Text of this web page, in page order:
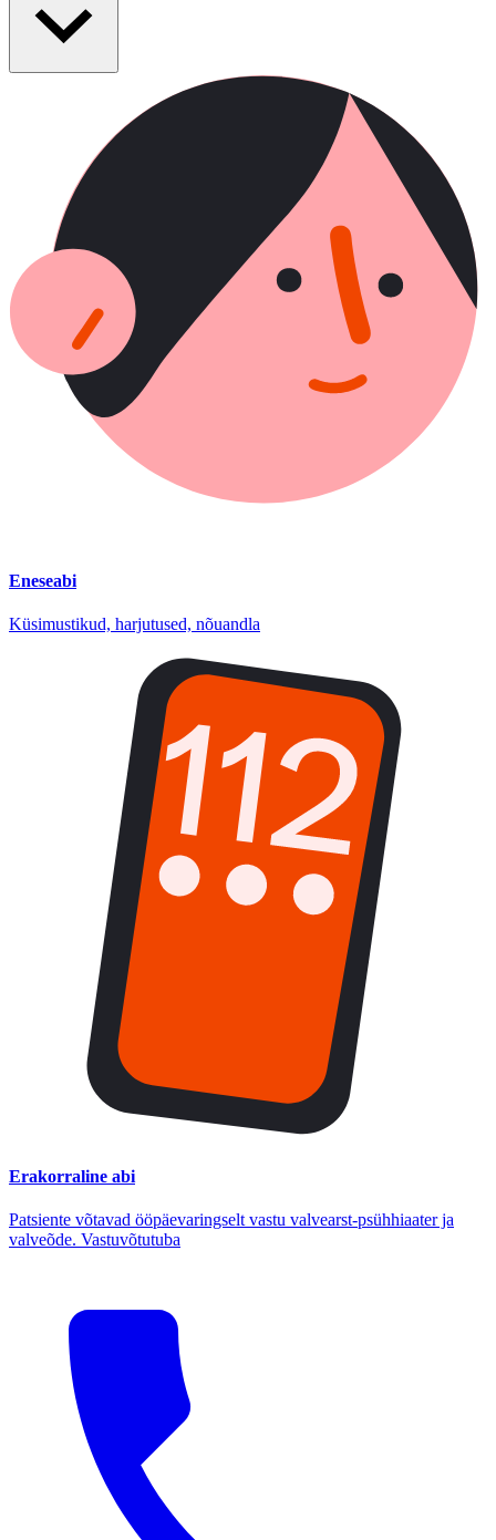
Eneseabi
Küsimustikud, harjutused, nõuandla
Erakorraline abi
Patsiente võtavad ööpäevaringselt vastu valvearst-psühhiaater ja
valveõde. Vastuvõtutuba